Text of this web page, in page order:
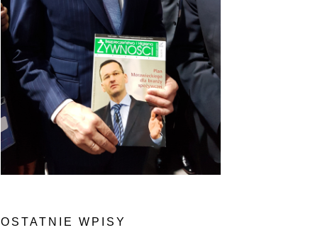
OSTATNIE WPISY